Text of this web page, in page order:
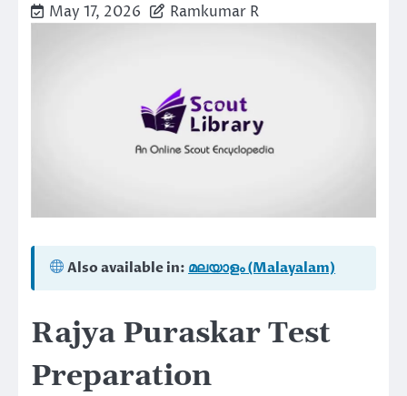
May 17, 2026 Ramkumar R
Also available in: മലയാളം (Malayalam)
Rajya Puraskar Test
Preparation